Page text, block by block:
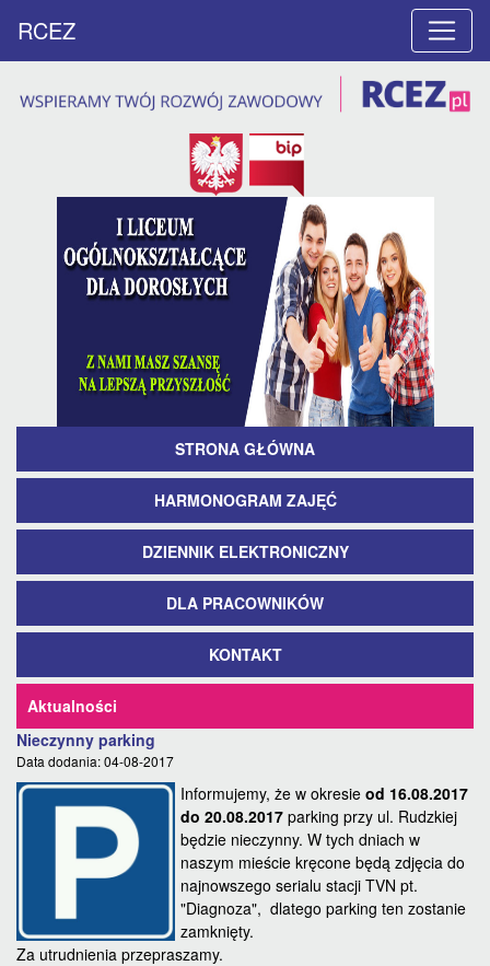
STRONA GŁÓWNA
HARMONOGRAM ZAJĘĆ
DZIENNIK ELEKTRONICZNY
DLA PRACOWNIKÓW
KONTAKT
RCEZ
Aktualności
Nieczynny parking
Data dodania: 04-08-2017
Informujemy, że w okresie od 16.08.2017
do 20.08.2017 parking przy ul. Rudzkiej
będzie nieczynny. W tych dniach w
naszym mieście kręcone będą zdjęcia do
najnowszego serialu stacji TVN pt.
"Diagnoza", dlatego parking ten zostanie
zamknięty.
Za utrudnienia przepraszamy.